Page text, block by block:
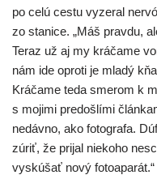
po celú ces­tu vyze­ral
zo sta­ni­ce. „Máš prav­du,
Teraz už aj my krá­ča­me
nám ide opro­ti je mla­dý
Kráčame teda sme­rom k
s moji­mi pre­doš­lí­mi
nedáv­no, ako foto­gra­fa.
zúriť, že pri­jal nie­ko­ho
vyskú­šať nový